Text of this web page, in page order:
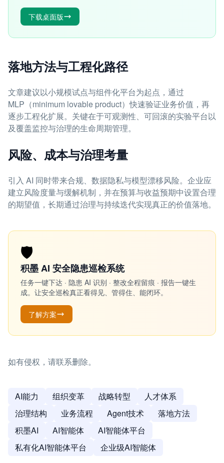
下载桌面版
落地方法与工程化路径
文章建议以小规模试点与组件化平台为起点，通过
MLP（minimum lovable product）快速验证业务价值，再
逐步工程化扩展。关键在于可观测性、可回滚的实验平台以
及覆盖监控与治理的生命周期管理。
风险、成本与治理考量
引入 AI 同时带来合规、数据隐私与模型漂移风险。企业应
建立风险度量与缓解机制，并在预算与收益预期中设置合理
的期望值，长期通过治理与持续迭代实现真正的价值落地。
🛡️
积墨 AI 安全隐患巡检系统
任务一键下达 · 隐患 AI 识别 · 整改全程留痕 · 报告一键生
成。让安全巡检真正看得见、管得住、能闭环。
了解方案
如有侵权，请联系删除。
AI能力 组织变革 战略转型
人才体系
治理结构
业务流程 Agent技术
落地方法
积墨AI
AI智能体
AI智能体平台
私有化AI智能体平台
企业级AI智能体